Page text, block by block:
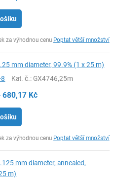
za výhodnou cenu Poptat větší množství
mm diameter, 99.9% (1 x 25 m)
Kat. č.: GX4746,25m
680,17 Kč
za výhodnou cenu Poptat větší množství
mm diameter, annealed,
m)